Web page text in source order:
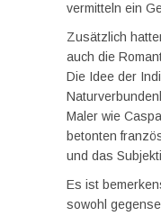
vermitteln ein
Zusätzlich
auch die
Die Idee der
Maler wie
betonten
und das
Es ist
sowohl